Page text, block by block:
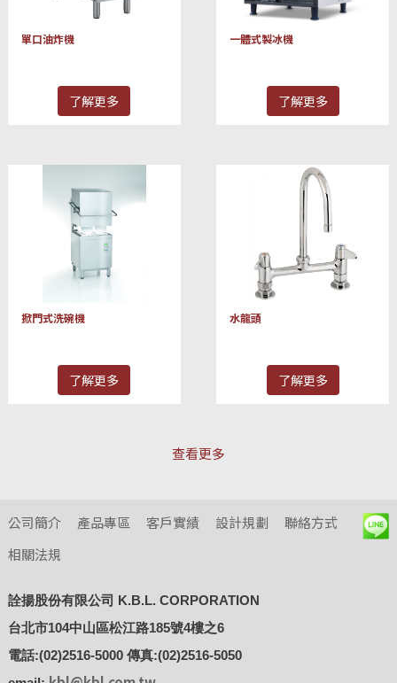
單口油炸機
了解更多
一體式製冰機
了解更多
掀門式洗碗機
了解更多
水龍頭
了解更多
查看更多
公司簡介 產品專區 客戶實績 設計規劃
聯絡方式
相關法規
詮揚股份有限公司 K.B.L. CORPORATION
台北市104中山區松江路185號4樓之6
電話:(02)2516-5000 傳真:(02)2516-5050